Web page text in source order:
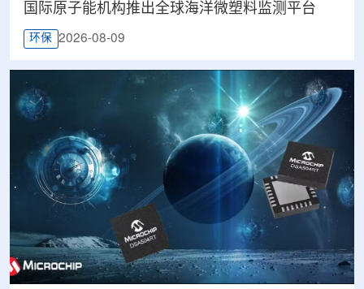
国际原子能机构推出全球海洋微塑料监测平台
环保 2026-08-09